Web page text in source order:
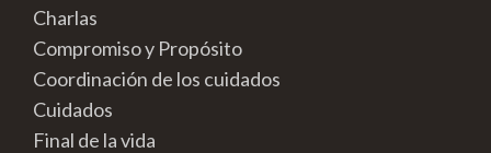
Charlas
Compromiso y Propósito
Coordinación de los cuidados
Cuidados
Final de la vida